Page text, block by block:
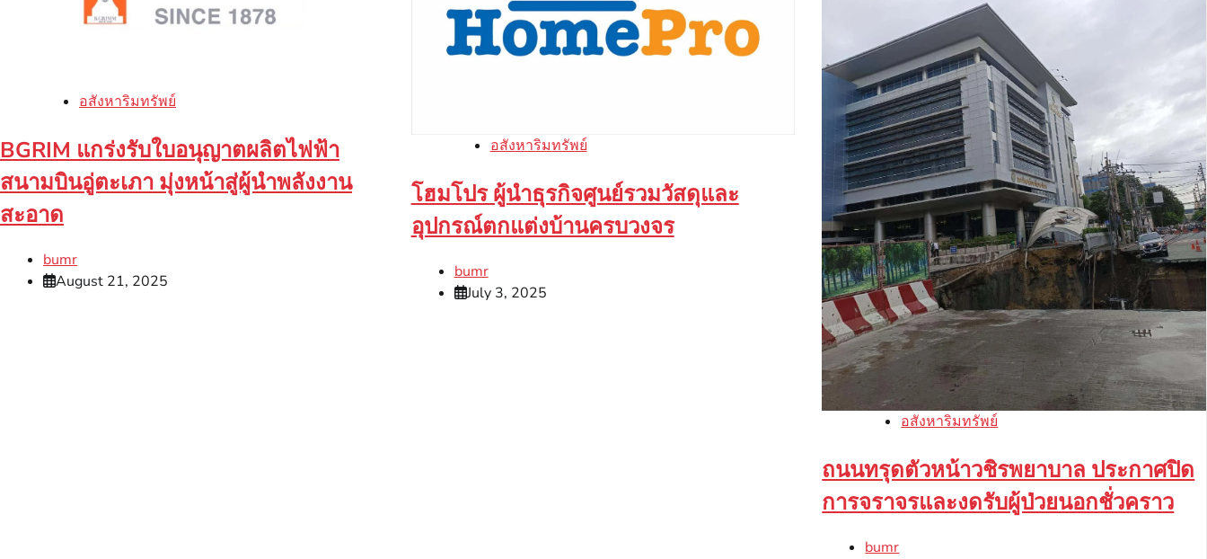
อสังหาริมทรัพย์
BGRIM แกร่งรับใบอนุญาตผลิตไฟฟ้า
สนามบินอู่ตะเภา มุ่งหน้าสู่ผู้นำพลังงาน
สะอาด
bumr
August 21, 2025
อสังหาริมทรัพย์
โฮมโปร ผู้นำธุรกิจศูนย์รวมวัสดุและ
อุปกรณ์ตกแต่งบ้านครบวงจร
bumr
July 3, 2025
อสังหาริมทรัพย์
ถนนทรุดตัวหน้าวชิรพยาบาล ประกาศปิด
การจราจรและงดรับผู้ป่วยนอกชั่วคราว
bumr